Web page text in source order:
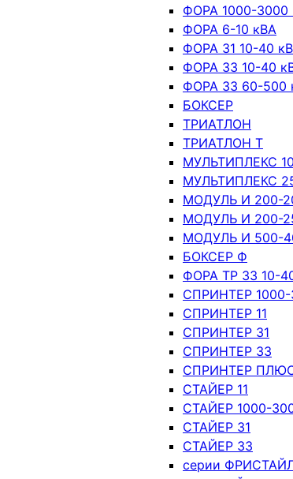
ФОРА 1000-3000
ФОРА 6-10 кВА
ФОРА 31 10-40
ФОРА 33 10-40
ФОРА 33 60-500
БОКСЕР
ТРИАТЛОН
ТРИАТЛОН Т
МУЛЬТИПЛЕКС
МУЛЬТИПЛЕКС
МОДУЛЬ И 200-
МОДУЛЬ И 200-
МОДУЛЬ И 500-
БОКСЕР Ф
ФОРА ТР 33 10-
СПРИНТЕР
СПРИНТЕР 11
СПРИНТЕР 31
СПРИНТЕР 33
СПРИНТЕР
СТАЙЕР 11
СТАЙЕР 1000-
СТАЙЕР 31
СТАЙЕР 33
серии